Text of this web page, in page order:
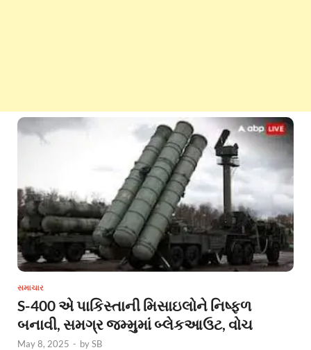
સમાચાર
S-400 એ પાકિસ્તાની મિસાઇલોને નિષ્ફળ
બનાવી, સમગ્ર જમ્મુમાં બ્લેકઆઉટ, વોચ
May 8, 2025 - bySB